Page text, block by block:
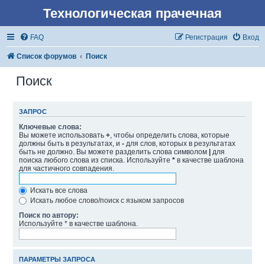
Технологическая прачечная
FAQ Вход
Регистрация
Список форумов Поиск
Поиск
ЗАПРОС
Ключевые слова:
Вы можете использовать +, чтобы определить слова, которые
должны быть в результатах, и -для слов, которых в результатах
быть не должно. Вы можете разделить слова символом |для
поиска любого слова из списка. Используйте *в качестве шаблона
для частичного совпадения.
Искать все слова
Искать любое слово/поиск с языком запросов
Поиск по автору:
Используйте * в качестве шаблона.
ПАРАМЕТРЫ ЗАПРОСА